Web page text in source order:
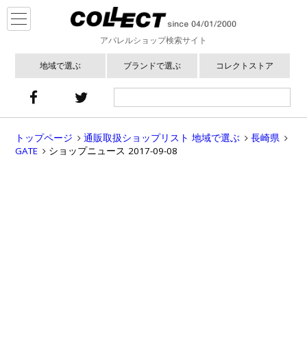
アパレルショップ検索サイト
地域で選ぶ ブランドで選ぶ コレクトストア
トップページ 通販取扱ショップリスト 地域で選ぶ
長崎県
GATE
ショップニュース 2017-09-08